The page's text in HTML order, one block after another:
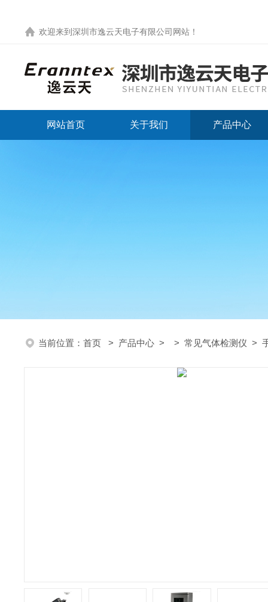
欢迎来到 深圳市逸云天电子有限公司网站 ！
网站首页 关于我们 产品中心
当前位置： 首页 > 产品中心 > > 常见气体检测仪 >